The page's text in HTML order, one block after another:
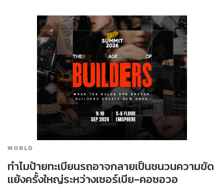
WORLD
ทำไมป้ายทะเบียนรถอาจกลายเป็นชนวนความขัด
แย้งครั้งใหญ่ระหว่างเซอร์เบีย-คอซอวอ